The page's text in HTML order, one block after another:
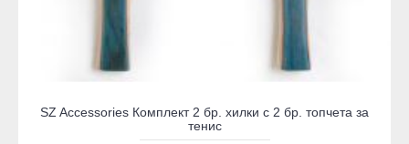
SZ Accessories Комплект 2 бр. хилки с 2 бр. топчета за
тенис